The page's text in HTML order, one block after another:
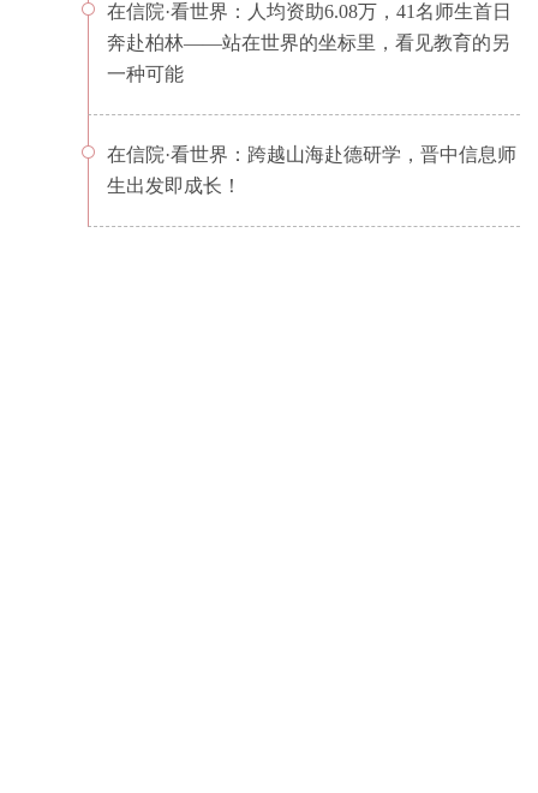
在信院·看世界：人均资助6.08万，41名师生首日
奔赴柏林——站在世界的坐标里，看见教育的另
一种可能
在信院·看世界：跨越山海赴德研学，晋中信息师
生出发即成长！